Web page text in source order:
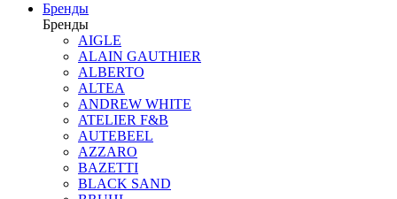
Бренды
Бренды
AIGLE
ALAIN GAUTHIER
ALBERTO
ALTEA
ANDREW WHITE
ATELIER F&B
AUTEBEEL
AZZARO
BAZETTI
BLACK SAND